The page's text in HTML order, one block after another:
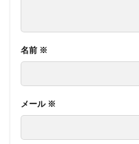
名前 ※
メール ※